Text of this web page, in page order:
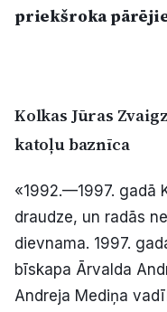
priekšroka
Kolkas Jūras
katoļu baznīca
«1992.—1997. gadā
draudze, un radās
dievnama. 1997.
bīskapa Ārvalda
Andreja Mediņa